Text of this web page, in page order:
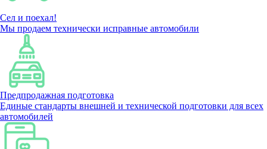
Сел и поехал!
Мы продаем технически исправные автомобили
Предпродажная подготовка
Единые стандарты внешней и технической подготовки для всех
автомобилей